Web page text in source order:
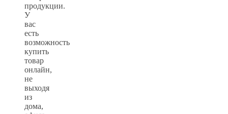
продукции.
У
вас
есть
возможность
купить
товар
онлайн,
не
выходя
из
дома,